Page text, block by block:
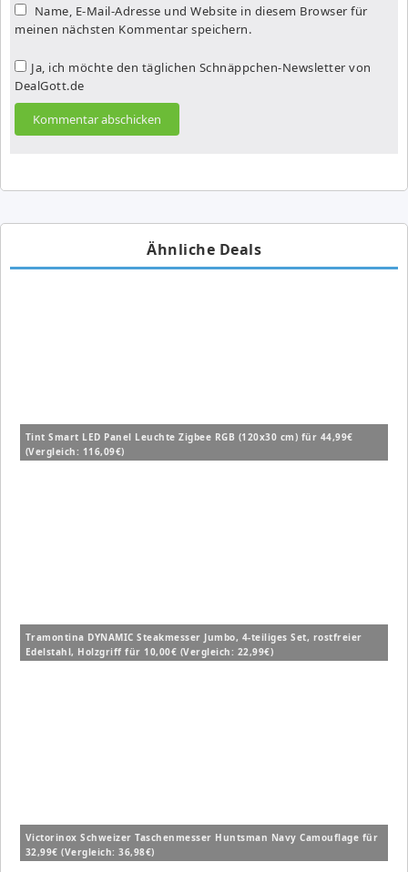
Name, E-Mail-Adresse und Website in diesem Browser für
meinen nächsten Kommentar speichern.
Ja, ich möchte den täglichen Schnäppchen-Newsletter von
DealGott.de
Ähnliche Deals
Tint Smart LED Panel Leuchte Zigbee RGB (120x30 cm) für 44,99€
(Vergleich: 116,09€)
Tramontina DYNAMIC Steakmesser Jumbo, 4-teiliges Set, rostfreier
Edelstahl, Holzgriff für 10,00€ (Vergleich: 22,99€)
Victorinox Schweizer Taschenmesser Huntsman Navy Camouflage für
32,99€ (Vergleich: 36,98€)